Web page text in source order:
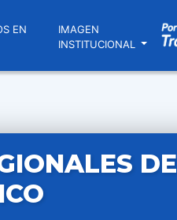
EN
IMAGEN
INSTITUCIONAL
DE